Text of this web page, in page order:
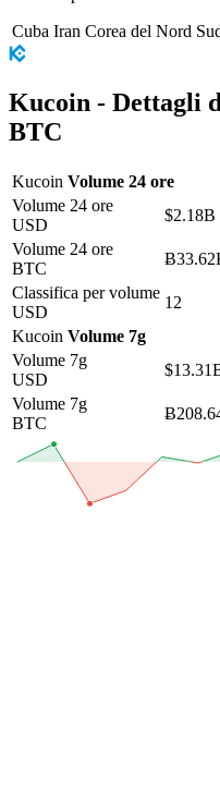
Cuba Iran Corea del Nord
Kucoin - Dettagli
BTC
Kucoin Volume 24 ore
Volume 24 ore
USD
$2.18B
Volume 24 ore
BTC
Classifica per volume
USD
12
Kucoin Volume 7g
Volume 7g
USD
Volume 7g
BTC